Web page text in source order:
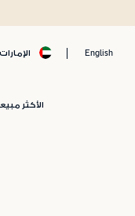
English الإمارات
الأكثر